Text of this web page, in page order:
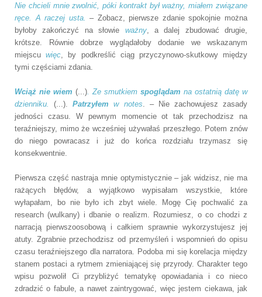
Nie chcieli mnie zwolnić, póki kontrakt był ważny, miałem związane
ręce. A raczej usta.– Zobacz, pierwsze zdanie spokojnie można
byłoby zakończyć na słowie ważny, a dalej zbudować drugie,
krótsze. Równie dobrze wyglądałoby dodanie we wskazanym
miejscuwięc , by podkreślić ciąg przyczynowo-skutkowy między
tymi częściami zdania.
Wciąż nie wiem (...) . Ze smutkiem spoglądam na ostatnią datę w
dzienniku.(...).Patrzyłemw notes . – Nie zachowujesz zasady
jedności czasu. W pewnym momencie ot tak przechodzisz na
teraźniejszy, mimo że wcześniej używałaś przeszłego. Potem znów
do niego powracasz i już do końca rozdziału trzymasz się
konsekwentnie.
Pierwsza część nastraja mnie optymistycznie – jak widzisz, nie ma
rażących błędów, a wyjątkowo wypisałam wszystkie, które
wyłapałam, bo nie było ich zbyt wiele. Mogę Cię pochwalić za
research (wulkany) i dbanie o realizm. Rozumiesz, o co chodzi z
narracją pierwszoosobową i całkiem sprawnie wykorzystujesz jej
atuty. Zgrabnie przechodzisz od przemyśleń i wspomnień do opisu
czasu teraźniejszego dla narratora. Podoba mi się korelacja między
stanem postaci a rytmem zmieniającej się przyrody. Charakter tego
wpisu pozwolił Ci przybliżyć tematykę opowiadania i co nieco
zdradzić o fabule, a nawet zaintrygować, więc jestem ciekawa, jak